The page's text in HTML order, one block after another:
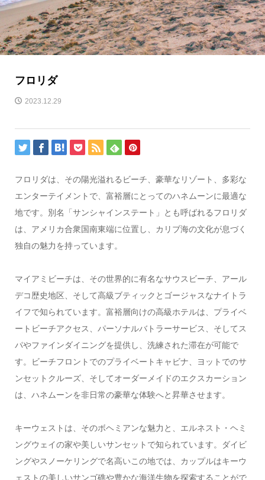
フロリダ
2023.12.29
フロリダは、その陽光溢れるビーチ、豪華なリゾート、多彩な
エンターテイメントで、富裕層にとってのハネムーンに最適な
地です。別名「サンシャインステート」とも呼ばれるフロリダ
は、アメリカ合衆国南東端に位置し、カリブ海の文化が息づく
独自の魅力を持っています。
マイアミビーチは、その世界的に有名なサウスビーチ、アール
デコ歴史地区、そして高級ブティックとゴージャスなナイトラ
イフで知られています。富裕層向けの高級ホテルは、プライベ
ートビーチアクセス、パーソナルバトラーサービス、そしてス
パやファインダイニングを提供し、洗練された滞在が可能で
す。ビーチフロントでのプライベートキャビナ、ヨットでのサ
ンセットクルーズ、そしてオーダーメイドのエクスカーション
は、ハネムーンを非日常の豪華な体験へと昇華させます。
キーウェストは、そのボヘミアンな魅力と、エルネスト・ヘミ
ングウェイの家や美しいサンセットで知られています。ダイビ
ングやスノーケリングで名高いこの地では、カップルはキーウ
ェストの美しいサンゴ礁や豊かな海洋生物を探索することがで